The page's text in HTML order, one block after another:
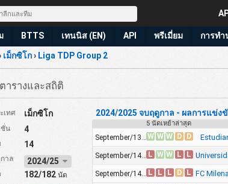
BTTS เทนนิส (EN) API พรีเมี่ยม การทำ
เม็กซิโก› Liga TDP Group 2
ตารางและสถิติ
เทศ เม็กซิโก
น 4
14
าล 2024/25
182/182นัด
2024/2025 จบฤดูกาล - ผลการแข่ง
5 นัดเหย้าล่าสุด
September/13, 9:30pm W W W D D
September/14, 8:00pm L W W L L
September/14, 9:30pm L L L D L